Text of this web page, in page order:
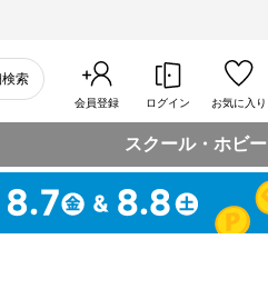
索
会員登録 ログイン お気に入り
スクール・ホビー